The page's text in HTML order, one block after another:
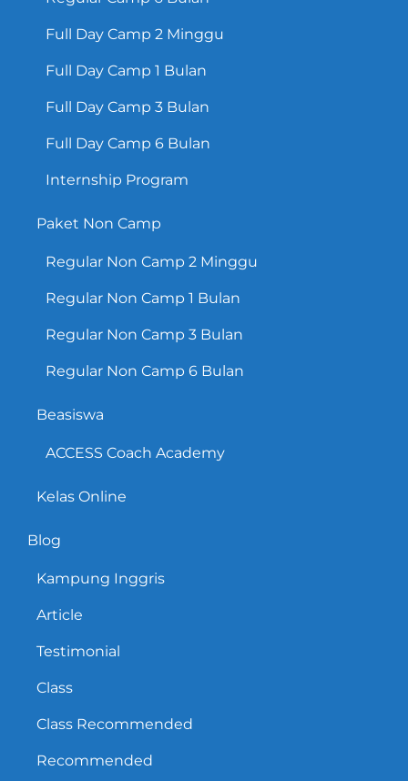
Full Day Camp 2 Minggu
Full Day Camp 1 Bulan
Full Day Camp 3 Bulan
Full Day Camp 6 Bulan
Internship Program
Paket Non Camp
Regular Non Camp 2 Minggu
Regular Non Camp 1 Bulan
Regular Non Camp 3 Bulan
Regular Non Camp 6 Bulan
Beasiswa
ACCESS Coach Academy
Kelas Online
Blog
Kampung Inggris
Article
Testimonial
Class
Class Recommended
Recommended